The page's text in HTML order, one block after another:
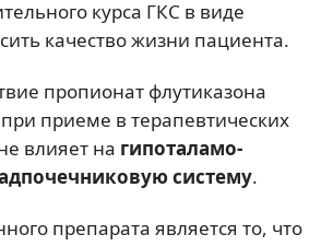
курса ГКС в виде
качество жизни пациента.
пропионат флутиказона
приеме в терапевтических
влияет на гипоталамо-
систему.
препарата является то, что